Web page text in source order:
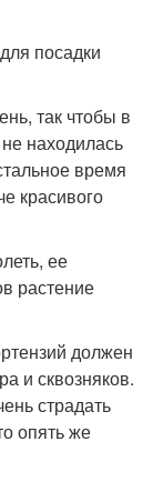
посадки
так чтобы в
находилась
время
красивого
ее
растение
должен
и сквозняков.
страдать
опять же